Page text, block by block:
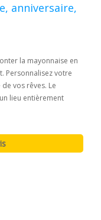
anniversaire,
la mayonnaise en
Personnalisez votre
vos rêves. Le
lieu entièrement